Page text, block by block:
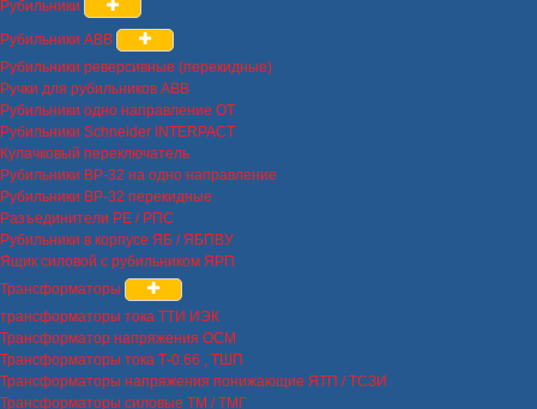
Рубильники
Рубильники ABB
Рубильники реверсивные (перекидные)
Ручки для рубильников ABB
Рубильники одно направление OT
Рубильники Schneider INTERPACT
Кулачковый переключатель
Рубильники ВР-32 на одно направление
Рубильники ВР-32 перекидные
Разъединители РЕ / РПС
Рубильники в корпусе ЯБ / ЯБПВУ
Ящик силовой с рубильником ЯРП
Трансформаторы
трансформаторы тока ТТИ ИЭК
Трансформатор напряжения ОСМ
Трансформаторы тока Т-0.66 , ТШП
Трансформаторы напряжения понижающие ЯТП / ТСЗИ
Трансформаторы силовые ТМ / ТМГ